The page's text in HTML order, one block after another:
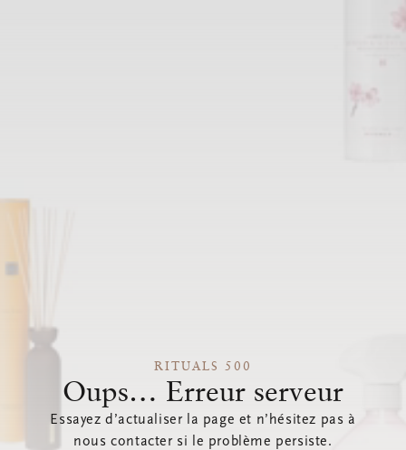
RITUALS 500
Oups… Erreur serveur
Essayez d’actualiser la page et n’hésitez pas à
nous contacter si le problème persiste.